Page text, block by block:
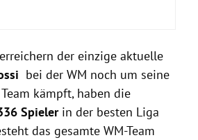
der einzige aktuelle
bei der WM noch um seine
kämpft, haben die
Spielerin der besten Liga
das gesamte WM-Team